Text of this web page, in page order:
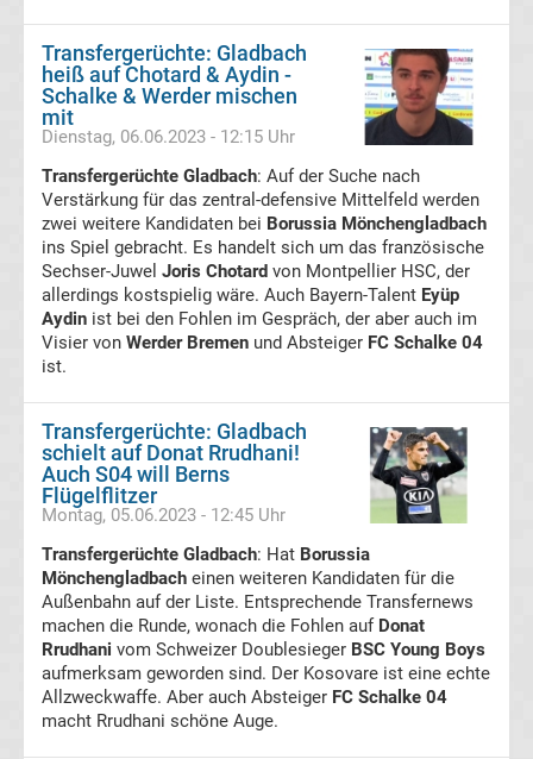
Transfergerüchte
FC
Hansa
Rostock
Transfergerüchte
FC
St.
Pauli
Transfergerüchte
Fortuna
Düsseldorf
Transfergerüchte
Transfergerüchte: Gladbach
heiß auf Chotard & Aydin -
Schalke & Werder mischen
mit
Dienstag, 06.06.2023 - 12:15 Uhr
Transfergerüchte Gladbach: Auf der Suche nach
Verstärkung für das zentral-defensive Mittelfeld werden
zwei weitere Kandidaten bei Borussia Mönchengladbach
ins Spiel gebracht. Es handelt sich um das französische
Sechser-Juwel Joris Chotard von Montpellier HSC, der
allerdings kostspielig wäre. Auch Bayern-Talent Eyüp
Aydin ist bei den Fohlen im Gespräch, der aber auch im
Visier von Werder Bremen und Absteiger FC Schalke 04
ist.
Transfergerüchte: Gladbach
schielt auf Donat Rrudhani!
Auch S04 will Berns
Flügelflitzer
Montag, 05.06.2023 - 12:45 Uhr
Transfergerüchte Gladbach: Hat Borussia
Mönchengladbach einen weiteren Kandidaten für die
Außenbahn auf der Liste. Entsprechende Transfernews
machen die Runde, wonach die Fohlen auf Donat
Rrudhani vom Schweizer Doublesieger BSC Young Boys
aufmerksam geworden sind. Der Kosovare ist eine echte
Allzweckwaffe. Aber auch Absteiger FC Schalke 04
macht Rrudhani schöne Auge.